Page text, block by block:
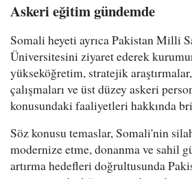
Askeri eğitim gündemde
Somali heyeti ayrıca Pakistan Milli
Üniversitesini ziyaret ederek
yükseköğretim, stratejik
çalışmaları ve üst düzey askeri
konusundaki faaliyetleri hakkında
Söz konusu temaslar, Somali'nin
modernize etme, donanma ve sahil
artırma hedefleri doğrultusunda